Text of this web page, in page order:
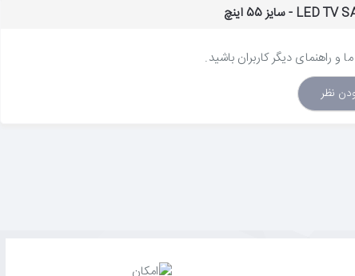
از تماشای تلویزیون حتی در سالن‌های پرنور نیز لذت ببرید.
و راهنمای دیگر کاربران باشید.
نظر